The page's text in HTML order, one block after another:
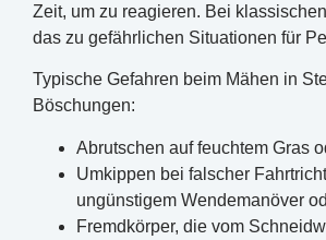
Zeit, um zu reagieren. Bei
das zu gefährlichen Situationen für
Typische Gefahren beim Mähen in
Böschungen:
Abrutschen auf feuchtem Gras
Umkippen bei falscher
ungünstigem Wendemanöver
Fremdkörper, die vom